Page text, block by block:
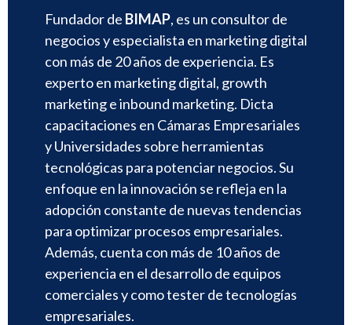
Fundador de BIMAP, es un consultor de
negocios y especialista en marketing digital
con más de 20 años de experiencia. Es
experto en marketing digital, growth
marketing e inbound marketing. Dicta
capacitaciones en Cámaras Empresariales
y Universidades sobre herramientas
tecnológicas para potenciar negocios. Su
enfoque en la innovación se refleja en la
adopción constante de nuevas tendencias
para optimizar procesos empresariales.
Además, cuenta con más de 10 años de
experiencia en el desarrollo de equipos
comerciales y como tester de tecnologías
empresariales.